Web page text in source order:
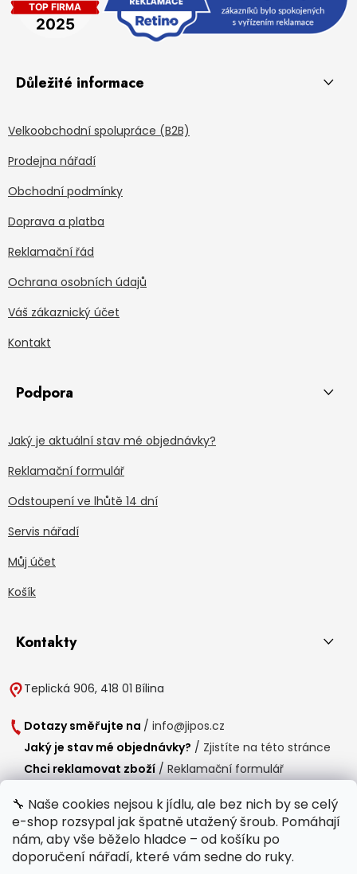
🔧 Naše cookies nejsou k jídlu, ale bez nich by se celý
e-shop rozsypal jak špatně utažený šroub. Pomáhají
nám, aby vše běželo hladce – od košíku po
doporučení nářadí, které vám sedne do ruky.
Důležité informace
Velkoobchodní spolupráce (B2B)
Prodejna nářadí
Obchodní podmínky
Doprava a platba
Reklamační řád
Ochrana osobních údajů
Váš zákaznický účet
Kontakt
Podpora
Jaký je aktuální stav mé objednávky?
Reklamační formulář
Odstoupení ve lhůtě 14 dní
Servis nářadí
Můj účet
Košík
Kontakty
Teplická 906, 418 01 Bílina
Dotazy směřujte na / info@jipos.cz
Jaký je stav mé objednávky? / Zjistíte na této stránce
Chci reklamovat zboží / Reklamační formulář
Provozní doba
Po-Čt /
8:00 - 15:00